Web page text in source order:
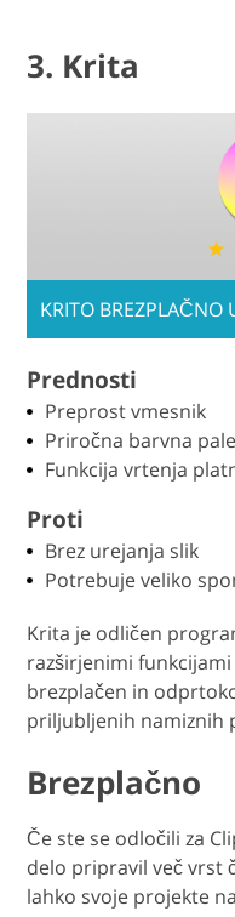
3. Krita
KRITO BREZPLAČNO
Prednosti
Preprost vmesnik
Priročna barvna
Funkcija vrtenja
Proti
Brez urejanja slik
Potrebuje veliko
Krita je odličen
razširjenimi
brezplačen in
priljubljenih namiznih
Brezplačno
Če ste se odločili za
delo pripravil več vrst
lahko svoje projekte